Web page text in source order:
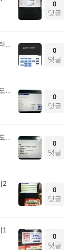
0
댓글
0
댓글
0
댓글
0
댓글
2
0
댓글
1
0
댓글